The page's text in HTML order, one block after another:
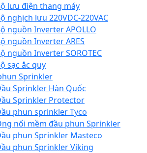
lưu điện thang máy
nghịch lưu 220VDC-220VAC
nguồn Inverter APOLLO
nguồn Inverter ARES
nguồn Inverter SOROTEC
sạc ắc quy
Sprinkler
Sprinkler Hàn Quốc
Sprinkler Protector
phun sprinkler Tyco
nối mềm đầu phun Sprinkler
phun Sprinkler Masteco
phun Sprinkler Viking